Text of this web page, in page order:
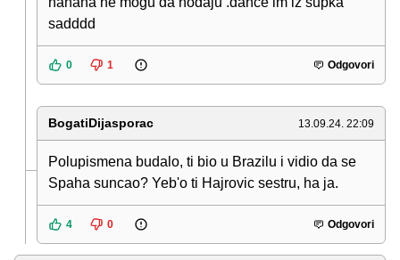
sadddd
0 1 Odgovori
BogatiDijasporac 13.09.24. 22:09
Polupismena budalo, ti bio u Brazilu i vidio da se
Spaha suncao? Yeb'o ti Hajrovic sestru, ha ja.
4 0 Odgovori